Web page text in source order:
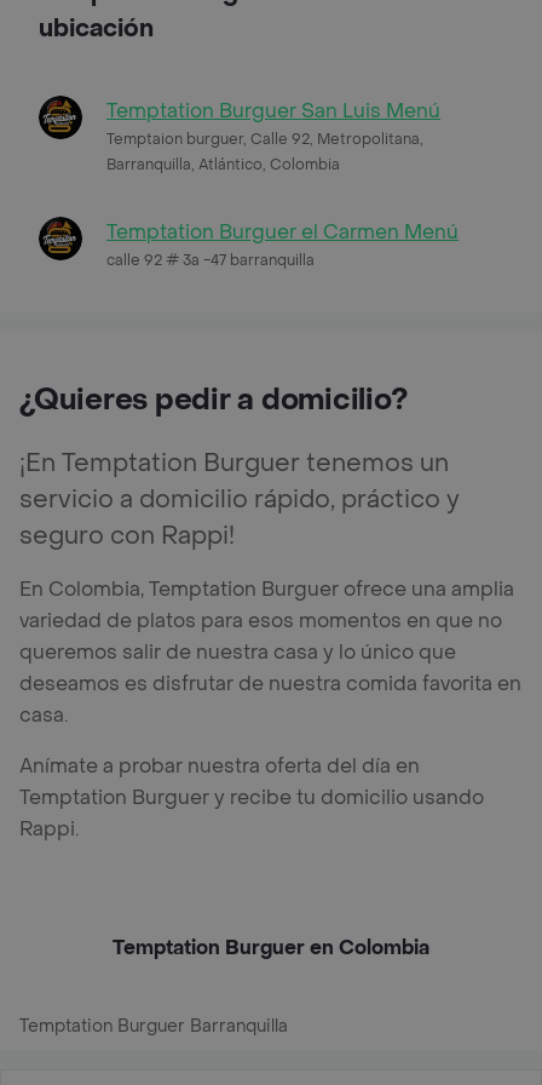
ubicación
Temptation Burguer San Luis Menú
Temptaion burguer, Calle 92, Metropolitana,
Barranquilla, Atlántico, Colombia
Temptation Burguer el Carmen Menú
calle 92 # 3a -47 barranquilla
¿Quieres pedir a domicilio?
¡En Temptation Burguer tenemos un
servicio a domicilio rápido, práctico y
seguro con Rappi!
En Colombia, Temptation Burguer ofrece una amplia
variedad de platos para esos momentos en que no
queremos salir de nuestra casa y lo único que
deseamos es disfrutar de nuestra comida favorita en
casa.
Anímate a probar nuestra oferta del día en
Temptation Burguer y recibe tu domicilio usando
Rappi.
Temptation Burguer en Colombia
Temptation Burguer Barranquilla